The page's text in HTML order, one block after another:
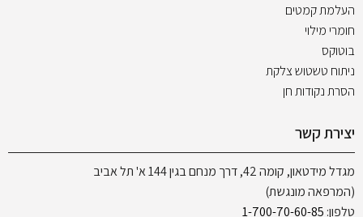
העלמת קמטים
חומרי מילוי
בוטוקס
ניתוח טשטוש צלקת
הסרת נקודות חן
יצירת קשר
מגדל מידטאון, קומה 42, דרך מנחם בגין 144 א' תל אביב
(המרפאה מונגשת)
טלפון: 1-700-70-60-85